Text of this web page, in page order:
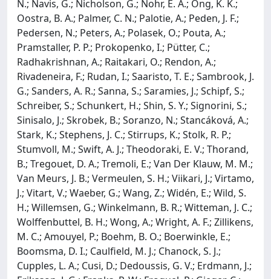
N.; Navis, G.; Nicholson, G.; Nohr, E. A.; Ong, K. K.;
Oostra, B. A.; Palmer, C. N.; Palotie, A.; Peden, J. F.;
Pedersen, N.; Peters, A.; Polasek, O.; Pouta, A.;
Pramstaller, P. P.; Prokopenko, I.; Pütter, C.;
Radhakrishnan, A.; Raitakari, O.; Rendon, A.;
Rivadeneira, F.; Rudan, I.; Saaristo, T. E.; Sambrook, J.
G.; Sanders, A. R.; Sanna, S.; Saramies, J.; Schipf, S.;
Schreiber, S.; Schunkert, H.; Shin, S. Y.; Signorini, S.;
Sinisalo, J.; Skrobek, B.; Soranzo, N.; Stancáková, A.;
Stark, K.; Stephens, J. C.; Stirrups, K.; Stolk, R. P.;
Stumvoll, M.; Swift, A. J.; Theodoraki, E. V.; Thorand,
B.; Tregouet, D. A.; Tremoli, E.; Van Der Klauw, M. M.;
Van Meurs, J. B.; Vermeulen, S. H.; Viikari, J.; Virtamo,
J.; Vitart, V.; Waeber, G.; Wang, Z.; Widén, E.; Wild, S.
H.; Willemsen, G.; Winkelmann, B. R.; Witteman, J. C.;
Wolffenbuttel, B. H.; Wong, A.; Wright, A. F.; Zillikens,
M. C.; Amouyel, P.; Boehm, B. O.; Boerwinkle, E.;
Boomsma, D. I.; Caulfield, M. J.; Chanock, S. J.;
Cupples, L. A.; Cusi, D.; Dedoussis, G. V.; Erdmann, J.;